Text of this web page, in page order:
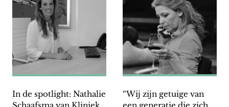
In de spotlight: Nathalie
“Wij zijn getuige van